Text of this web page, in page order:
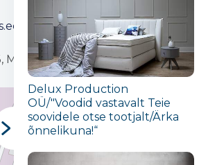
Maardu
Delux Production
OÜ/"Voodid vastavalt Teie
soovidele otse tootjalt/Ärka
õnnelikuna!“